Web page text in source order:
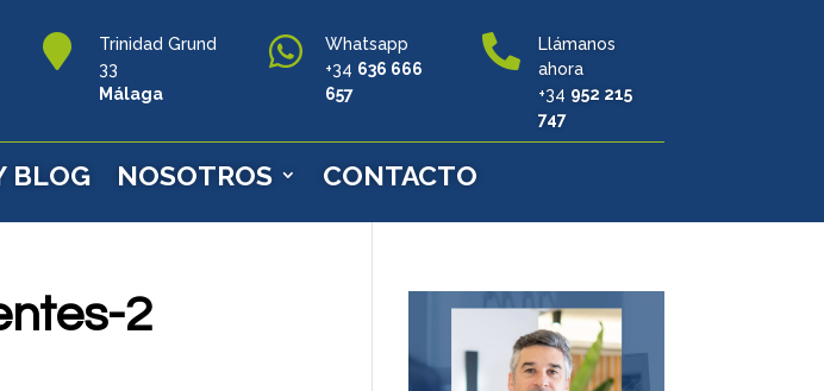

Trinidad Grund
33
Málaga

Whatsapp
+34 636 666
657

Llámanos
ahora
+34 952 215
747
BLOG NOSOTROS CONTACTO
2